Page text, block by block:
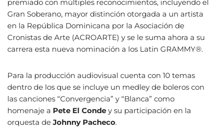
premiado con múltiples reconocimientos, incluyendo el
Gran Soberano, mayor distinción otorgada a un artista
en la República Dominicana por la Asociación de
Cronistas de Arte (ACROARTE) y se le suma ahora a su
carrera esta nueva nominación a los Latin GRAMMY®.
Para la producción audiovisual cuenta con 10 temas
dentro de los que se incluye un medley de boleros con
las canciones “Convergencia” y “Blanca” como
homenaje a Pete El Conde y su participación en la
orquesta de Johnny Pacheco.